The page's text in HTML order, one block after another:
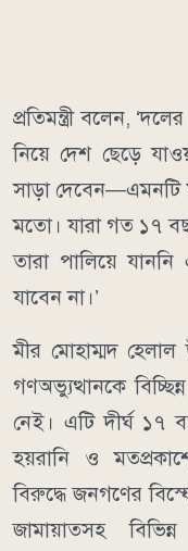
প্রতিমন্ত্রী বলেন,
নিয়ে দেশ ছেড়ে
সাড়া দেবেন—এমনটি
মতো। যারা গত ১৭
তারা পালিয়ে
যাবেন না।’
মীর মোহাম্মদ
গণঅভ্যুত্থানকে
নেই। এটি দীর্ঘ ১৭
হয়রানি ও
বিরুদ্ধে জনগণের
জামায়াতসহ